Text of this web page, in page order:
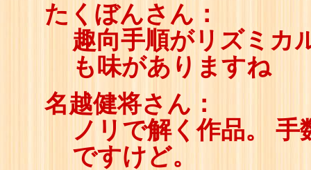
たくぼんさん：
趣向手順がリズミカ
も味がありますね
名越健将さん：
ノリで解く作品。
ですけど。